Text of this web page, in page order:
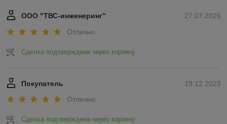
27.07.2026
ООО "ТВС-инженеринг"
Отлично
Сделка подтверждена через корзину
19.12.2023
Покупатель
Отлично
Сделка подтверждена через корзину